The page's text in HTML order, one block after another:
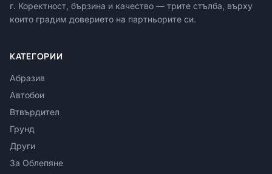
г. Коректност, бързина и качество — трите стълба, върху
които градим доверието на партньорите си.
КАТЕГОРИИ
Абразив
Автобои
Втвърдител
Грунд
Други
За Облепяне